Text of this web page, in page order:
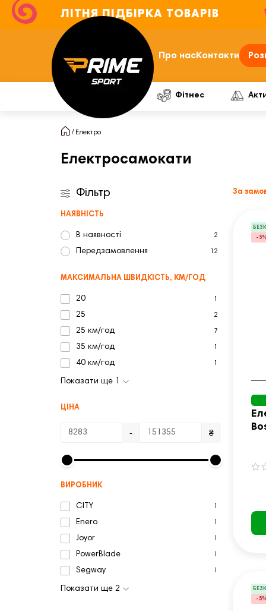
ЛІТНЯ ПІДБІРКА ТОВАРІВ
Про насКонтакти
Фітнес
Електро
Електросамокати
Фільтр
НАЯВНІСТЬ
В наявності 2
Передзамовлення 12
МАКСИМАЛЬНА ШВИДКІСТЬ, КМ/ГОД
20
25 2
25 км/год 7
35 км/год
40 км/год
Показати ще 1
ЦІНА
- ₴
ВИРОБНИК
CITY
Enero
Joyor
PowerBlade
Segway
Показати ще 2
За
-5%
-5%